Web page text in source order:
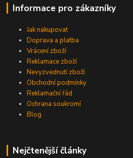
Informace pro zákazníky
Jak nakupovat
Doprava a platba
Vrácení zboží
Reklamace zboží
Nevyzvednutí zboží
Obchodní podmínky
Reklamační řád
Ochrana soukromí
Blog
Nejčtenější články